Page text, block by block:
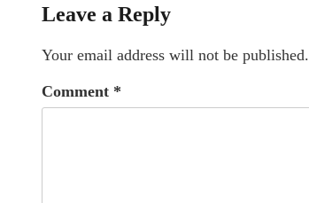
Leave a Reply
Your email address will not be published.
Comment *